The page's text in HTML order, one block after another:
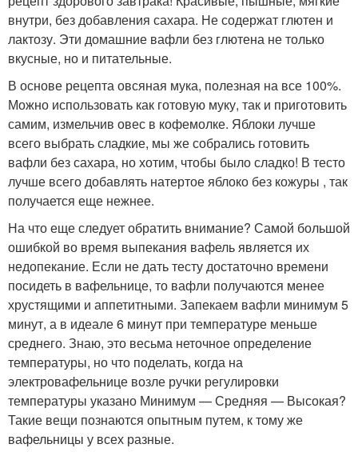
внутри, без добавления сахара. Не содержат глютен и
лактозу. Эти домашние вафли без глютена не только
вкусные, но и питательные.
В основе рецепта овсяная мука, полезная на все 100%.
Можно использовать как готовую муку, так и приготовить
самим, измельчив овес в кофемолке. Яблоки лучше
всего выбрать сладкие, мы же собрались готовить
вафли без сахара, но хотим, чтобы было сладко! В тесто
лучше всего добавлять натертое яблоко без кожуры , так
получается еще нежнее.
На что еще следует обратить внимание? Самой большой
ошибкой во время выпекания вафель является их
недопекание. Если не дать тесту достаточно времени
посидеть в вафельнице, то вафли получаются менее
хрустящими и аппетитными. Запекаем вафли минимум 5
минут, а в идеале 6 минут при температуре меньше
среднего. Знаю, это весьма неточное определение
температуры, но что поделать, когда на
электровафельнице возле ручки регулировки
температуры указано Минимум — Средняя — Высокая?
Такие вещи познаются опытным путем, к тому же
вафельницы у всех разные.